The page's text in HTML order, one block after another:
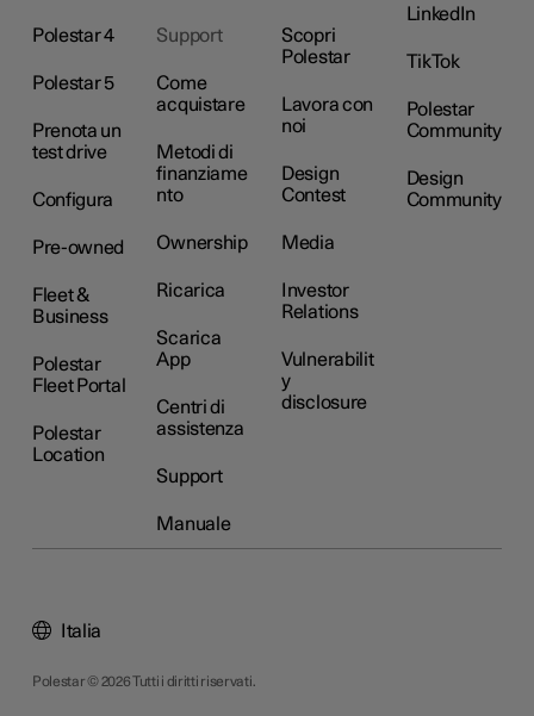
Polestar 4
Polestar 5
Prenota un
test drive
Configura
Pre-owned
Fleet &
Business
Polestar
Fleet Portal
Polestar
Location
Support
Come
acquistare
Metodi di
finanziame
nto
Ownership
Ricarica
Scarica
App
Centri di
assistenza
Support
Manuale
Scopri
Polestar
Lavora con
noi
Design
Contest
Media
Investor
Relations
Vulnerabilit
y
disclosure
LinkedIn
TikTok
Polestar
Community
Design
Community
Polestar © 2026 Tutti i diritti riservati.
Italia